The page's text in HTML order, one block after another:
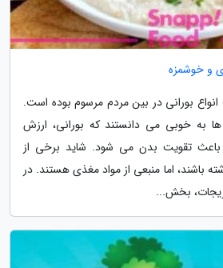
و خوشمزه
بورانی در بین مردم مرسوم بوده است.
به خوبی می دانستند که بورانی، ارزش
باعث تقویت بدن می شود. شاید برخی از
باشند، اما منبعی از مواد مغذی هستند. در
بخش...